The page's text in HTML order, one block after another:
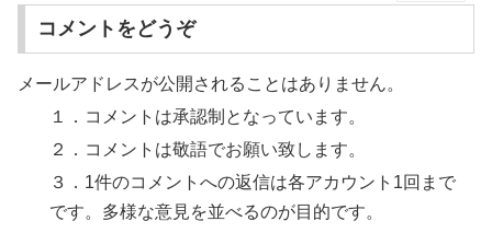
コメントをどうぞ
メールアドレスが公開されることはありません。
１．コメントは承認制となっています。
２．コメントは敬語でお願い致します。
３．1件のコメントへの返信は各アカウント1回まで
です。多様な意見を並べるのが目的です。